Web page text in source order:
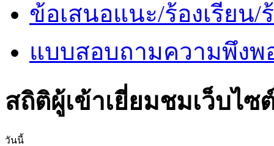
ข้อเสนอแนะ/ร้องเรียน/
แบบสอบถามความพึงพ
สถิติผู้เข้าเยี่ยมชมเว็บไซ
วันนี้